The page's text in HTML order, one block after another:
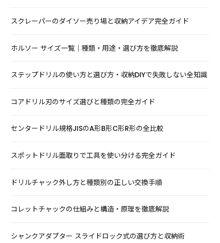
スクレーパーのダイソー売り場と収納アイデア完全ガイド
ホルソー サイズ一覧｜種類・用途・選び方を徹底解説
ステップドリルの使い方と選び方・収納DIYで失敗しない全知識
コアドリル刃のサイズ選びと種類の完全ガイド
センタードリル規格JISのA形B形C形R形の全比較
スポットドリル面取りで工具を使い分ける完全ガイド
ドリルチャック外し方と種類別の正しい交換手順
コレットチャックの仕組みと構造・原理を徹底解説
シャンクアダプター スライドロック式の選び方と収納術